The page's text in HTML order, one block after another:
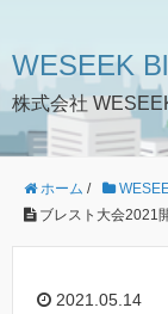
WESEEK
株式会社
ホーム /
ブレスト大会2021
2021.05.14